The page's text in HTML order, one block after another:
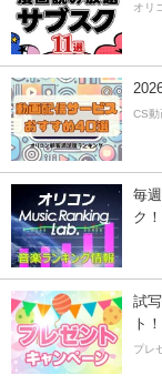
オリ
CS動
毎
ク！
試
ト！
プレ